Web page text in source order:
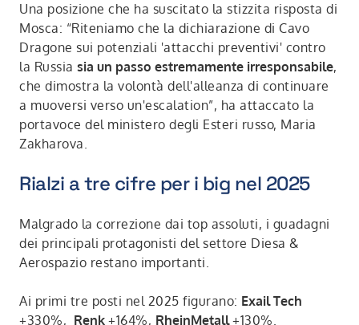
Una posizione che ha suscitato la stizzita risposta di
Mosca: “Riteniamo che la dichiarazione di Cavo
Dragone sui potenziali 'attacchi preventivi' contro
la Russia sia un passo estremamente irresponsabile,
che dimostra la volontà dell'alleanza di continuare
a muoversi verso un'escalation”, ha attaccato la
portavoce del ministero degli Esteri russo, Maria
Zakharova.
Rialzi a tre cifre per i big nel 2025
Malgrado la correzione dai top assoluti, i guadagni
dei principali protagonisti del settore Diesa &
Aerospazio restano importanti.
Ai primi tre posti nel 2025 figurano: Exail Tech
+330%, Renk +164%, RheinMetall+130%.